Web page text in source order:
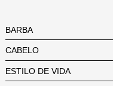
BARBA
CABELO
ESTILO DE VIDA